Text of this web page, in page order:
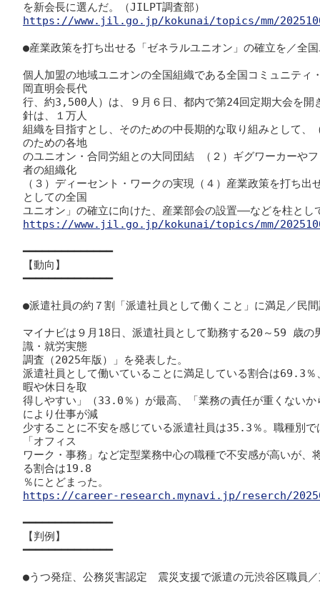
https://www.jil.go.jp/kokunai/topics/mm/
●産業政策を打ち出せる「ゼネラルユニオン」の確立を／全
個人加盟の地域ユニオンの全国組織である全国コミュニティ
岡直明会長代
行、約3,500人）は、９月６日、都内で第24回定期大会を開
針は、１万人
組織を目指すとし、そのための中長期的な取り組みとして、
のための各地
のユニオン・合同労組との大同団結 （２）ギグワーカーや
者の組織化
（３）ディーセント・ワークの実現（４）産業政策を打ち
としての全国
https://www.jil.go.jp/kokunai/topics/mm/
━━━━━━━━━━━━━━
【動向】
━━━━━━━━━━━━━━
●派遣社員の約７割「派遣社員として働くこと」に満足／民
マイナビは９月18日、派遣社員として勤務する20～59 歳の
識・就労実態
調査（2025年版）」を発表した。
派遣社員として働いていることに満足している割合は69.3
暇や休日を取
得しやすい」（33.0％）が最高、「業務の責任が重くない
により仕事が減
少することに不安を感じている派遣社員は35.3％。職種別
「オフィス
ワーク・事務」など定型業務中心の職種で不安感が高いが、
る割合は19.8
https://career-research.mynavi.jp/reserch/
━━━━━━━━━━━━━━
【判例】
━━━━━━━━━━━━━━
●うつ発症、公務災害認定　震災支援で派遣の元渋谷区職員